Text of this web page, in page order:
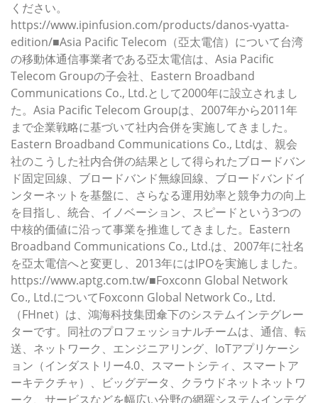
ください。
https://www.ipinfusion.com/products/danos-vyatta-
edition/■Asia Pacific Telecom（亞太電信）について台湾
の移動体通信事業者である亞太電信は、Asia Pacific
Telecom Groupの子会社、Eastern Broadband
Communications Co., Ltd.として2000年に設立されまし
た。Asia Pacific Telecom Groupは、2007年から2011年
まで企業戦略に基づいて社内合併を実施してきました。
Eastern Broadband Communications Co., Ltdは、親会
社のこうした社内合併の結果として得られたブロードバン
ド固定回線、ブロードバンド無線回線、ブロードバンドイ
ンターネットを基盤に、さらなる運用効率と競争力の向上
を目指し、統合、イノベーション、スピードという3つの
中核的価値に沿って事業を推進してきました。Eastern
Broadband Communications Co., Ltd.は、2007年に社名
を亞太電信へと変更し、2013年にはIPOを実施しました。
https://www.aptg.com.tw/■Foxconn Global Network
Co., Ltd.についてFoxconn Global Network Co., Ltd.
（FHnet）は、鴻海科技集団傘下のシステムインテグレー
ターです。同社のプロフェッショナルチームは、通信、転
送、ネットワーク、エンジニアリング、IoTアプリケーシ
ョン（インダストリー4.0、スマートシティ、スマートア
ーキテクチャ）、ビッグデータ、クラウドネットネットワ
ーク、サービスなどを幅広い分野の網羅システムインテグ